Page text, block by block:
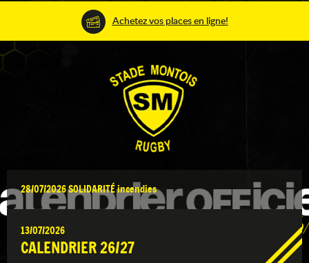
Achetez vos places en ligne!
28/07/2026SOLIDARITÉ incendies
13/07/2026
CALENDRIER 26/27